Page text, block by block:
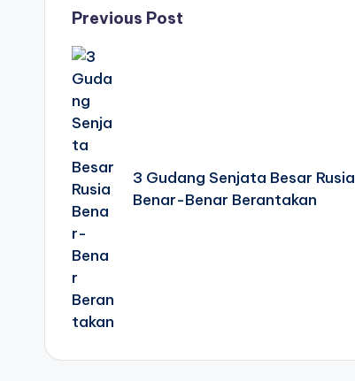
Post
navigation
Previous Post
3 Gudang Senjata Besar Rusia
Benar-Benar Berantakan